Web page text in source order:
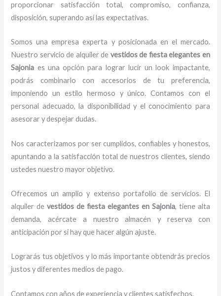
proporcionar satisfacción total, compromiso, confianza,
disposición, superando así las expectativas.
Somos una empresa experta y posicionada en el mercado.
Nuestro servicio de alquiler de vestidos de fiesta elegantes en
Sajonia es una opción para lograr lucir un look impactante,
podrás combinarlo con accesorios de tu preferencia,
imponiendo un estilo hermoso y único.Contamos con el
personal adecuado, la disponibilidad y el conocimiento para
asesorar y despejar dudas.
Nos caracterizamos por ser cumplidos, confiables y honestos,
apuntando a la satisfacción total de nuestros clientes, siendo
ustedes nuestro mayor objetivo.
Ofrecemos un amplio y extenso portafolio de servicios. El
alquiler devestidos de fiesta elegantes en Sajonia, tiene alta
demanda, acércate a nuestro almacén y reserva con
anticipación por si hay que hacer algún ajuste.
Lograrás tus objetivos y lo más importante obtendrás precios
justos y diferentes medios de pago.
Contamos con años de experiencia y clientes satisfechos.